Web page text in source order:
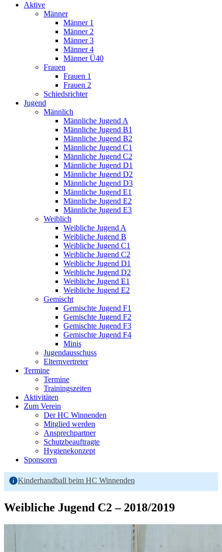
Aktive
Männer
Männer 1
Männer 2
Männer 3
Männer 4
Männer Ü40
Frauen
Frauen 1
Frauen 2
Schiedsrichter
Jugend
Männlich
Männliche Jugend A
Männliche Jugend B1
Männliche Jugend B2
Männliche Jugend C1
Männliche Jugend C2
Männliche Jugend D1
Männliche Jugend D2
Männliche Jugend D3
Männliche Jugend E1
Männliche Jugend E2
Männliche Jugend E3
Weiblich
Weibliche Jugend A
Weibliche Jugend B
Weibliche Jugend C1
Weibliche Jugend C2
Weibliche Jugend D1
Weibliche Jugend D2
Weibliche Jugend E1
Weibliche Jugend E2
Gemischt
Gemischte Jugend F1
Gemischte Jugend F2
Gemischte Jugend F3
Gemischte Jugend F4
Minis
Jugendausschuss
Elternvertreter
Termine
Termine
Trainingszeiten
Aktivitäten
Zum Verein
Der HC Winnenden
Mitglied werden
Ansprechpartner
Schutzbeauftragte
Hygienekonzept
Sponsoren
Kinderhandball beim HC Winnenden
Weibliche Jugend C2 – 2018/2019